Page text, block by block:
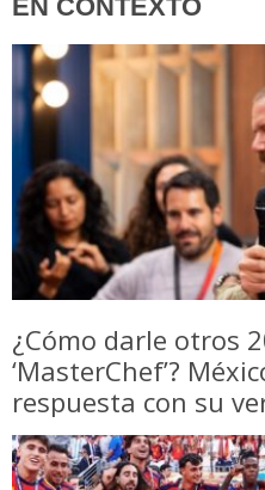
EN CONTEXTO
¿Cómo darle otros
‘MasterChef’?
respuesta con su